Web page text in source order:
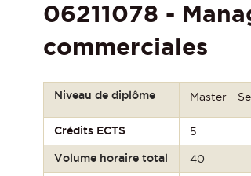
06211078 -
commerciales
Niveau de diplôme Master -
Crédits ECTS 5
Volume horaire total 40